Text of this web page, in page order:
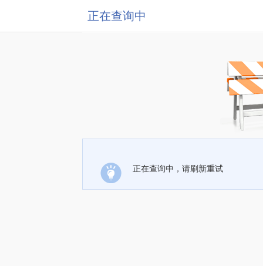
正在查询中
正在查询中，请刷新重试